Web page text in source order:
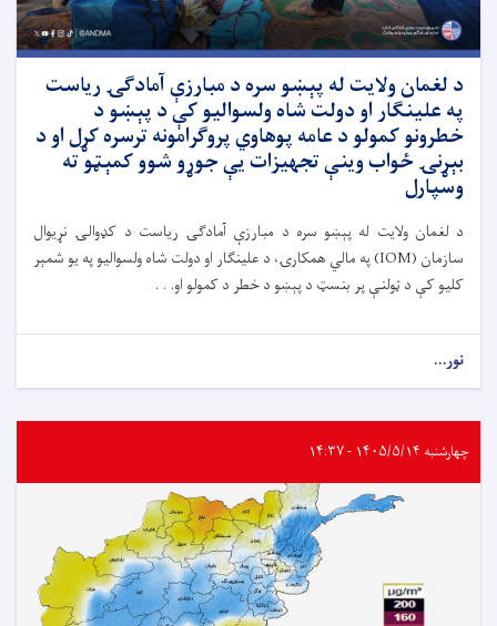
د لغمان ولایت له پېښو سره د مبارزې آمادګۍ ریاست
په علینګار او دولت شاه ولسوالیو کې د پېښو د
خطرونو کمولو د عامه پوهاوي پروګرامونه ترسره کړل او د
بېړنۍ ځواب وینې تجهیزات یې جوړو شوو کمېټو ته
وسپارل
د لغمان ولایت له پېښو سره د مبارزې آمادګۍ ریاست د کډوالۍ نړیوال
سازمان (IOM) په مالي همکارۍ، د علینګار او دولت شاه ولسوالیو په یو شمېر
کلیو کې د ټولنې پر بنسټ د پېښو د خطر د کمولو او. . .
نور...
چهارشنبه ۱۴۰۵/۵/۱۴ - ۱۴:۳۷